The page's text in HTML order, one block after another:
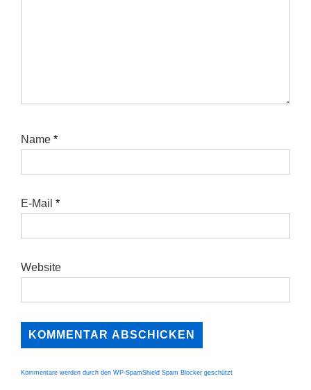
Name *
E-Mail *
Website
Kommentare werden durch den WP-SpamShield Spam Blocker geschützt